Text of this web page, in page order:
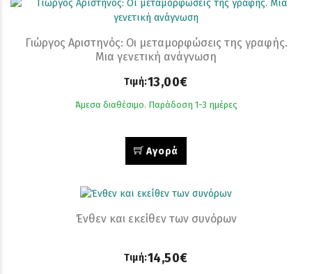
Γιώργος Αριστηνός: Οι μεταμορφώσεις της γραφής.
Μια γενετική ανάγνωση
Τιμή:13,00€
Άμεσα διαθέσιμο. Παράδοση 1-3 ημέρες
Αγορά
Ένθεν και εκείθεν των συνόρων
Τιμή:14,50€